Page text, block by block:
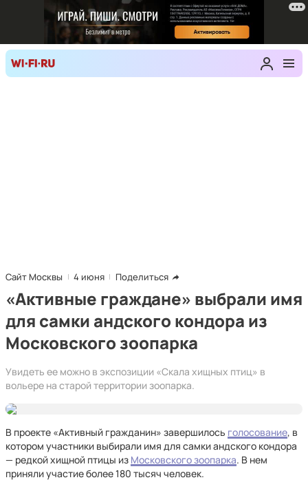
Сайт Москвы 4 июня Поделиться
«Активные граждане» выбрали имя
для самки андского кондора из
Московского зоопарка
Увидеть ее можно в экспозиции «Скала хищных птиц» в
вольере на старой территории зоопарка.
В проекте «Активный гражданин» завершилось голосование, в
котором участники выбирали имя для самки андского кондора
— редкой хищной птицы из Московского зоопарка. В нем
приняли участие более 180 тысяч человек.